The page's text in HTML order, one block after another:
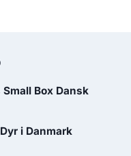
Box Dansk
i Danmark